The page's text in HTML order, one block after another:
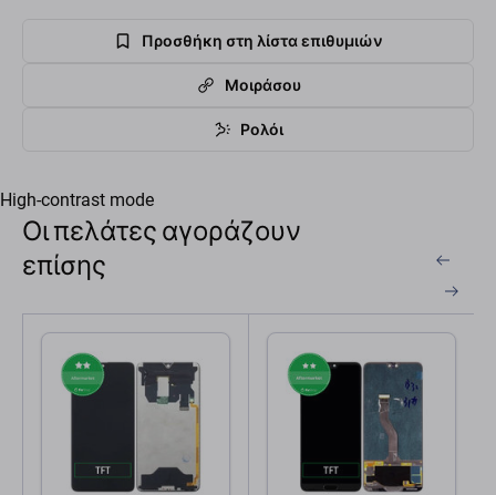
Προσθήκη στη λίστα επιθυμιών
Μοιράσου
Ρολόι
High-contrast mode
Οι πελάτες αγοράζουν
επίσης